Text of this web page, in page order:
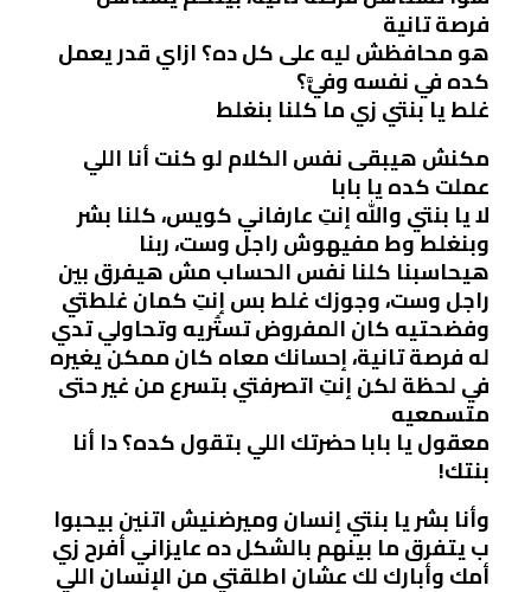
فرصة تانية
هو محافظش ليه على كل ده؟ ازاي قدر يعمل
كده في نفسه وفيَّ؟
غلط يا بنتي زي ما كلنا بنغلط
مكنش هيبقى نفس الكلام لو كنت أنا اللي
عملت كده يا بابا
لا يا بنتي واللّٰه إنتِ عارفاني كويس، كلنا بشر
وبنغلط وط مفيهوش راجل وست، ربنا
هيحاسبنا كلنا نفس الحساب مش هيفرق بين
راجل وست، وجوزك غلط بس إنتِ كمان غلطتي
وفضحتيه كان المفروض تستُريه وتحاولي تدي
له فرصة تانية، إحسانك معاه كان ممكن يغيره
في لحظة لكن إنتِ اتصرفتي بتسرع من غير حتى
متسمعيه
معقول يا بابا حضرتك اللي بتقول كده؟ دا أنا
بنتك!
وأنا بشر يا بنتي إنسان وميرضنيش اتنين بيحبوا
ب يتفرق ما بينهم بالشكل ده عايزاني أفرح زي
أمك وأبارك لك عشان اطلقتي من الإنسان اللي